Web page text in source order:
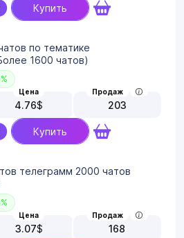
Купить
по тематике
1600 чатов)
Цена
4.76$
Продаж
203
Купить
телеграмм 2000 чатов
Цена
3.07$
Продаж
168